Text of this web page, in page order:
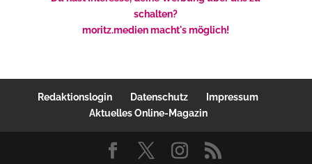
schalten?
moritz.medien macht's möglich!
Redaktionslogin Datenschutz
Impressum
Aktuelles Online-Magazin